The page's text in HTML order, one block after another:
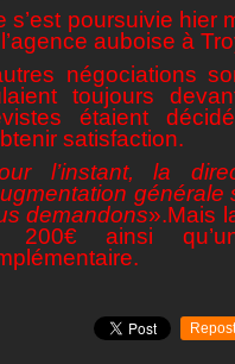
s’est poursuivie hier
auboise à
négociations
toujours
étaient
satisfaction.
l’instant, la
demandons».Mais
200€ ainsi
Repost